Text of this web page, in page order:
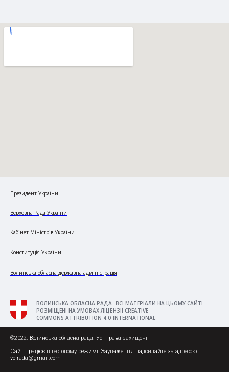
Президент України
Верховна Рада України
Кабінет Міністрів України
Конституція України
Волинська обласна державна адміністрація
ВОЛИНСЬКА ОБЛАСНА РАДА. ВСІ МАТЕРІАЛИ НА ЦЬОМУ САЙТІ
РОЗМІЩЕНІ НА УМОВАХ ЛІЦЕНЗІЇ CREATIVE
COMMONS ATTRIBUTION 4.0 INTERNATIONAL
©2022. Волинська обласна рада. Усі права захищені
Сайт працює в тестовому режимі. Зауваження надсилайте за адресою
volrada@gmail.com